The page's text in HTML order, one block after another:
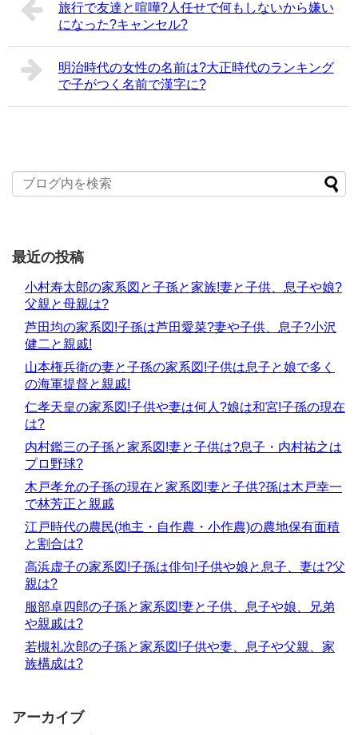
旅行で友達と喧嘩?人任せで何もしないから嫌い
になった?キャンセル?
明治時代の女性の名前は?大正時代のランキング
で子がつく名前で漢字に?
最近の投稿
小村寿太郎の家系図と子孫と家族!妻と子供、息子や娘?
父親と母親は?
芦田均の家系図!子孫は芦田愛菜?妻や子供、息子?小沢
健二と親戚!
山本権兵衛の妻と子孫の家系図!子供は息子と娘で多く
の海軍提督と親戚!
仁孝天皇の家系図!子供や妻は何人?娘は和宮!子孫の現在
は?
内村鑑三の子孫と家系図!妻と子供は?息子・内村祐之は
プロ野球?
木戸孝允の子孫の現在と家系図!妻と子供?孫は木戸幸一
で林芳正と親戚
江戸時代の農民(地主・自作農・小作農)の農地保有面積
と割合は?
高浜虚子の家系図!子孫は俳句!子供や娘と息子、妻は?父
親は?
服部卓四郎の子孫と家系図!妻と子供、息子や娘、兄弟
や親戚は?
若槻礼次郎の子孫と家系図!子供や妻、息子や父親、家
族構成は?
アーカイブ